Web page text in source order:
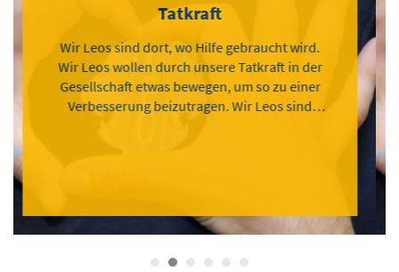
gebraucht wird.
Tatkraft in der
um so zu einer
und stehen hinter
Gesellschaft zur
Wir Leos freuen uns auf
anderen Menschen,
Erfahrungen und haben
Leos sind mit Leidenschaft
vollen